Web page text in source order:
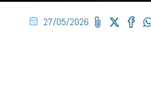
27/05/2026